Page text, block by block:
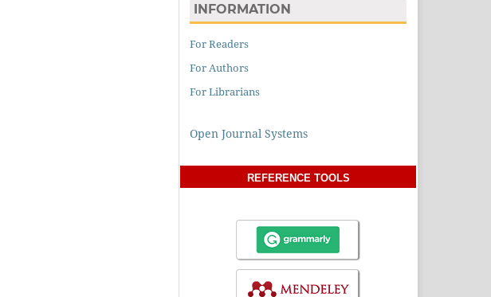
INFORMATION
For Readers
For Authors
For Librarians
Open Journal Systems
REFERENCE TOOLS